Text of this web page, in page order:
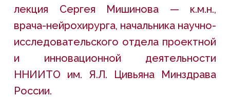
лекция Сергея Мишинова — к.м.н.,
врача-нейрохирурга, начальника научно-
исследовательского отдела проектной
и инновационной деятельности
ННИИТО им. Я.Л. Цивьяна Минздрава
России.